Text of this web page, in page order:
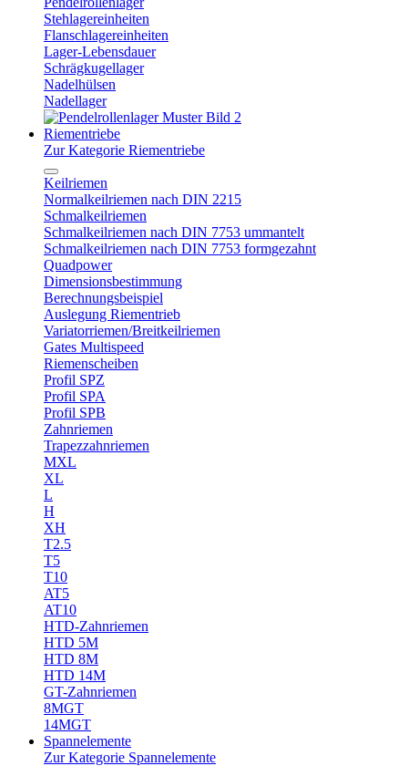
Stehlagereinheiten
Flanschlagereinheiten
Lager-Lebensdauer
Schrägkugellager
Nadelhülsen
Nadellager
Riementriebe
Zur Kategorie Riementriebe
Keilriemen
Normalkeilriemen nach DIN 2215
Schmalkeilriemen
Schmalkeilriemen nach DIN 7753 ummantelt
Schmalkeilriemen nach DIN 7753 formgezahnt
Quadpower
Dimensionsbestimmung
Berechnungsbeispiel
Auslegung Riementrieb
Variatorriemen/Breitkeilriemen
Gates Multispeed
Riemenscheiben
Profil SPZ
Profil SPA
Profil SPB
Zahnriemen
Trapezzahnriemen
MXL
XL
L
H
XH
T2.5
T5
T10
AT5
AT10
HTD-Zahnriemen
HTD 5M
HTD 8M
HTD 14M
GT-Zahnriemen
8MGT
14MGT
Spannelemente
Zur Kategorie Spannelemente